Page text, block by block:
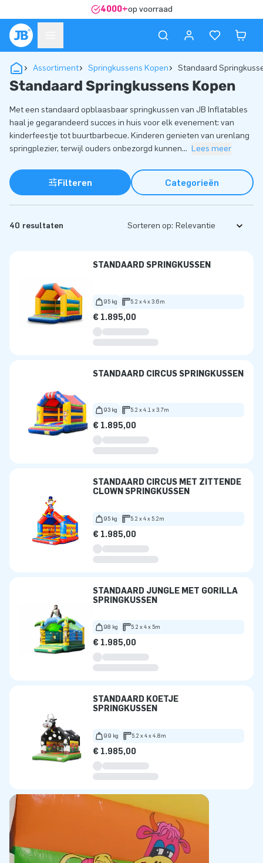
4000+op voorraad
Assortiment Springkussens Kopen Standaard
Standaard Springkussens Kopen
Met een standaard opblaasbaar springkussen van JB Inflatables
haal je gegarandeerd succes in huis voor elk evenement: van
kinderfeestje tot buurtbarbecue. Kinderen genieten van urenlang
springplezier, terwijl ouders onbezorgd kunnen... Lees meer
Filteren Categorieën
40 resultaten Sorteren op:
STANDAARD SPRINGKUSSEN
95 kg 5.2 x 4 x 3.6m
€ 1.895,00
STANDAARD CIRCUS SPRINGKUSSEN
93 kg 5.2 x 4.1 x 3.7m
€ 1.895,00
STANDAARD CIRCUS MET ZITTENDE
CLOWN SPRINGKUSSEN
95 kg 5.2 x 4 x 5.2m
€ 1.985,00
STANDAARD JUNGLE MET GORILLA
SPRINGKUSSEN
98 kg 5.2 x 4 x 5m
€ 1.985,00
STANDAARD KOETJE
SPRINGKUSSEN
99 kg 5.2 x 4 x 4.8m
€ 1.985,00